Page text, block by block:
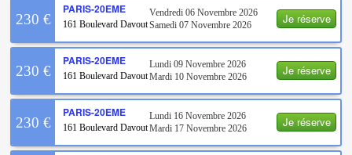
Je réserve
230 €
PARIS-20EME
161 Boulevard Davout
Vendredi 06 Novembre 2026
Samedi 07 Novembre 2026
Je réserve
230 €
PARIS-20EME
161 Boulevard Davout
Lundi 09 Novembre 2026
Mardi 10 Novembre 2026
Je réserve
230 €
PARIS-20EME
161 Boulevard Davout
Lundi 16 Novembre 2026
Mardi 17 Novembre 2026